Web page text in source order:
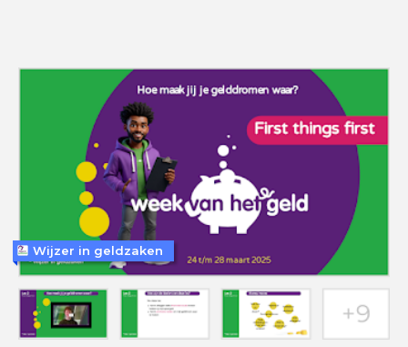
Wijzer in geldzaken